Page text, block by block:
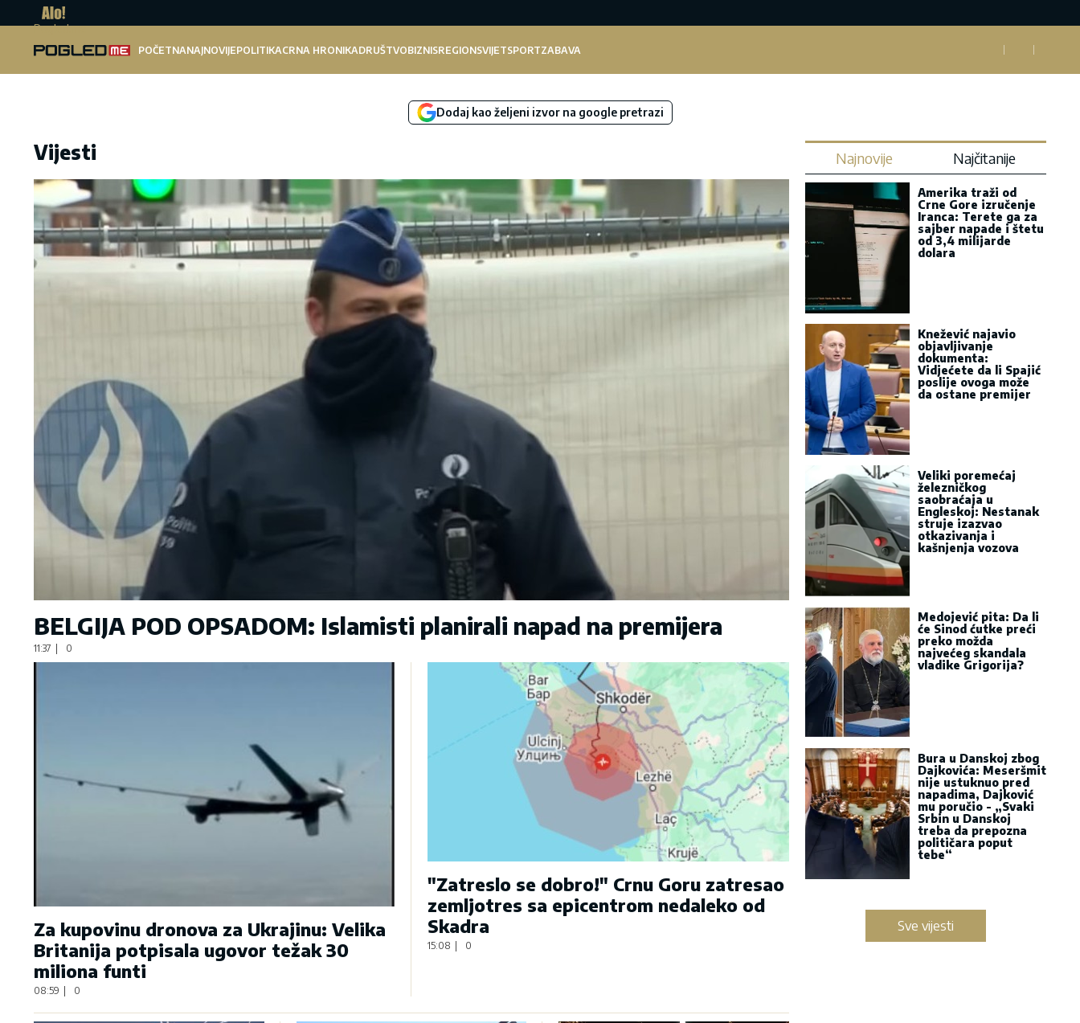
Pogled.me
POČETNANAJNOVIJEPOLITIKACRNA HRONIKADRUŠTVOBIZNISREGIONSVIJETSPORTZABAVA
Dodaj kao željeni izvor na google pretrazi
Vijesti
BELGIJA POD OPSADOM: Islamisti planirali napad na premijera
11:37 0
Za kupovinu dronova za Ukrajinu: Velika
Britanija potpisala ugovor težak 30
miliona funti
08:59 | 0
"Zatreslo se dobro!" Crnu Goru zatresao
zemljotres sa epicentrom nedaleko od
Skadra
15:08 0
Najnovije Najčitanije
Amerika traži od
Crne Gore izručenje
Iranca: Terete ga za
sajber napade i štetu
od 3,4 milijarde
dolara
Knežević najavio
objavljivanje
dokumenta:
Vidjećete da li Spajić
poslije ovoga može
da ostane premijer
Veliki poremećaj
železničkog
saobraćaja u
Engleskoj: Nestanak
struje izazvao
otkazivanja i
kašnjenja vozova
Medojević pita: Da li
će Sinod ćutke preći
preko možda
najvećeg skandala
vladike Grigorija?
Bura u Danskoj zbog
Dajkovića: Meseršmit
nije ustuknuo pred
napadima, Dajković
mu poručio - „Svaki
Srbin u Danskoj
treba da prepozna
političara poput
tebe“
Sve vijesti